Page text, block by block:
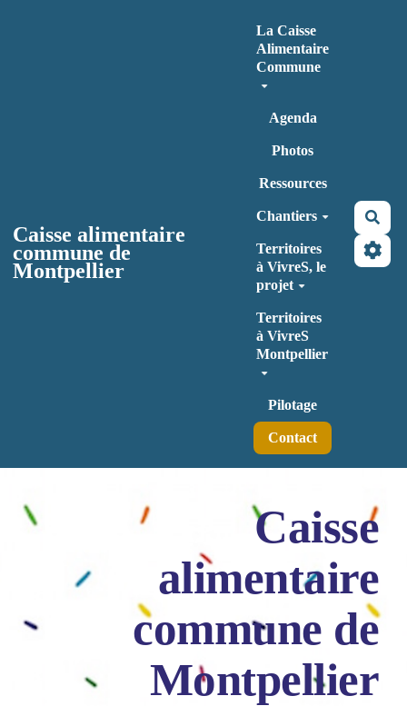
Caisse alimentaire
commune de
Montpellier
La Caisse
Alimentaire
Commune
Agenda
Photos
Ressources
Chantiers
Territoires
à VivreS, le
projet
Territoires
à VivreS
Montpellier
Pilotage
Contact
Caisse
alimentaire
commune de
Montpellier